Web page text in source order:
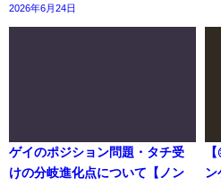
2026年6月24日
ゲイのポジション問題・タチ受
けの分岐進化点について【ノン
ン